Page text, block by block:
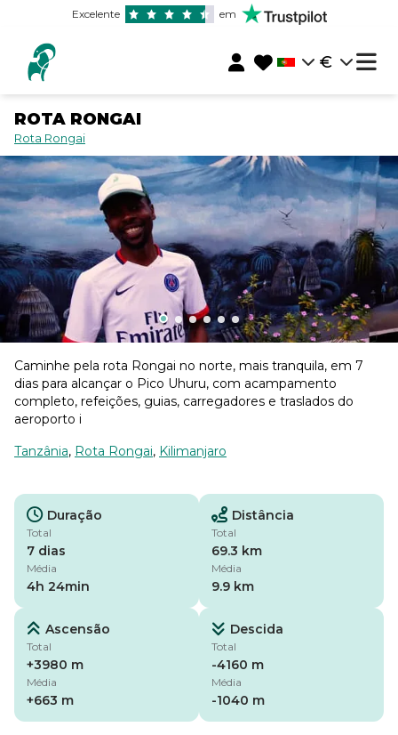
Excelente em
€
ROTA RONGAI
Rota Rongai
Caminhe pela rota Rongai no norte, mais tranquila, em 7
dias para alcançar o Pico Uhuru, com acampamento
completo, refeições, guias, carregadores e traslados do
aeroporto i
Tanzânia, Rota Rongai, Kilimanjaro
Duração
Total
7 dias
Média
4h 24min
Distância
Total
69.3 km
Média
9.9 km
Ascensão
Total
+3980 m
Média
+663 m
Descida
Total
-4160 m
Média
-1040 m